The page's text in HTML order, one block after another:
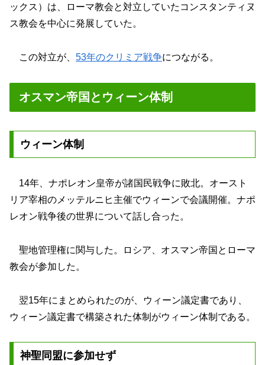
ックス）は、ローマ教会と対立していたコンスタンティヌ
ス教会を中心に発展していた。
この対立が、 53年のクリミア戦争につながる。
オスマン帝国とウィーン体制
ウィーン体制
14年、ナポレオン皇帝が諸国民戦争に敗北。オースト
リア宰相のメッテルニヒ主催でウィーンで会議開催。ナポ
レオン戦争後の世界について話し合った。
聖地管理権に関与した。ロシア、オスマン帝国とローマ
教会が参加した。
翌15年にまとめられたのが、ウィーン議定書であり、
ウィーン議定書で構築された体制がウィーン体制である。
神聖同盟に参加せず